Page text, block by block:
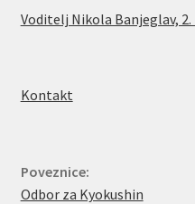
Voditelj Nikola Banjeglav, 2.
Kontakt
Poveznice:
Odbor za Kyokushin